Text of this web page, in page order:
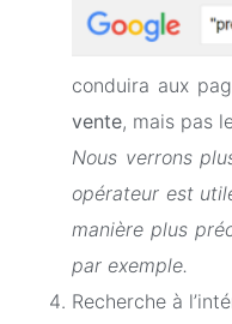
conduira aux
vente, mais pas
Nous verrons
opérateur est
manière plus
par exemple.
Recherche à